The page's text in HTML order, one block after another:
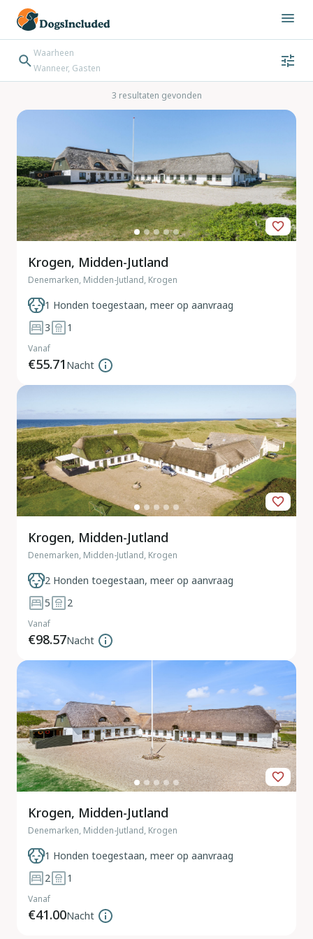
Waarheen
Wanneer, Gasten
Bestemming zoeken
Inchecken → Uitchecken3 resultaten gevonden
Krogen, Midden-Jutland
Denemarken, Midden-Jutland, Krogen
1 Honden toegestaan, meer op aanvraag
3
1
Vanaf
€55.71 Nacht
Krogen, Midden-Jutland
Denemarken, Midden-Jutland, Krogen
2 Honden toegestaan, meer op aanvraag
5
2
Vanaf
€98.57Nacht
Krogen, Midden-Jutland
Denemarken, Midden-Jutland, Krogen
1 Honden toegestaan, meer op aanvraag
2
1
Vanaf
€41.00Nacht